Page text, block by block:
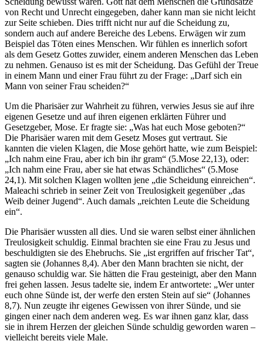
von Recht und Unrecht eingegeben, daher kann man sie nicht leicht
zur Seite schieben. Dies trifft nicht nur auf die Scheidung zu,
sondern auch auf andere Bereiche des Lebens. Erwägen wir zum
Beispiel das Töten eines Menschen. Wir fühlen es innerlich sofort
als dem Gesetz Gottes zuwider, einem anderen Menschen das Leben
zu nehmen. Genauso ist es mit der Scheidung. Das Gefühl der Treue
in einem Mann und einer Frau führt zu der Frage: „Darf sich ein
Mann von seiner Frau scheiden?“
Um die Pharisäer zur Wahrheit zu führen, verwies Jesus sie auf ihre
eigenen Gesetze und auf ihren eigenen erklärten Führer und
Gesetzgeber, Mose. Er fragte sie: „Was hat euch Mose geboten?“
Die Pharisäer waren mit dem Gesetz Moses gut vertraut. Sie
kannten die vielen Klagen, die Mose gehört hatte, wie zum Beispiel:
„Ich nahm eine Frau, aber ich bin ihr gram“ (5.Mose 22,13), oder:
„Ich nahm eine Frau, aber sie hat etwas Schändliches“ (5.Mose
24,1). Mit solchen Klagen wollten jene „die Scheidung einreichen“.
Maleachi schrieb in seiner Zeit von Treulosigkeit gegenüber „das
Weib deiner Jugend“. Auch damals „reichten Leute die Scheidung
ein“.
Die Pharisäer wussten all dies. Und sie waren selbst einer ähnlichen
Treulosigkeit schuldig. Einmal brachten sie eine Frau zu Jesus und
beschuldigten sie des Ehebruchs. Sie „ist ergriffen auf frischer Tat“,
sagten sie (Johannes 8,4). Aber den Mann brachten sie nicht, der
genauso schuldig war. Sie hätten die Frau gesteinigt, aber den Mann
frei gehen lassen. Jesus tadelte sie, indem Er antwortete: „Wer unter
euch ohne Sünde ist, der werfe den ersten Stein auf sie“ (Johannes
8,7). Nun zeugte ihr eigenes Gewissen von ihrer Sünde, und sie
gingen einer nach dem anderen weg. Es war ihnen ganz klar, dass
sie in ihrem Herzen der gleichen Sünde schuldig geworden waren –
vielleicht bereits viele Male.